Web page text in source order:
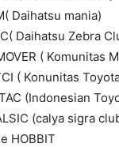
Daihatsu mania)
Daihatsu Zebra
( Komunitas
( Konunitas
(Indonesian
(calya sigra
HOBBIT